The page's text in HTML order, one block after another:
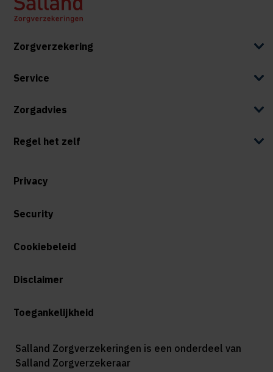
Zorgverzekering
Service
Zorgadvies
Regel het zelf
Privacy
Security
Cookiebeleid
Disclaimer
Toegankelijkheid
Salland Zorgverzekeringen is een onderdeel van
Salland Zorgverzekeraar